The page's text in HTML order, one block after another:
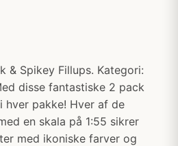
& Spikey Fillups. Kategori:
disse fantastiske 2 pack
pakke! Hver af de
en skala på 1:55 sikrer
med ikoniske farver og